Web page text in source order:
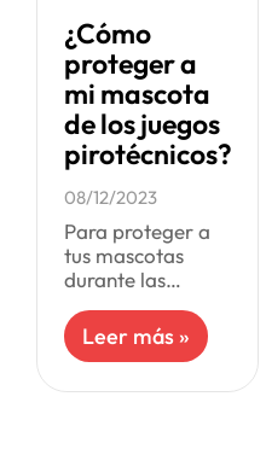
¿Cómo
proteger a
mi mascota
de los juegos
pirotécnicos?
08/12/2023
Para proteger a
tus mascotas
durante las
donde hay más
juegos
existen varias
Leer más »